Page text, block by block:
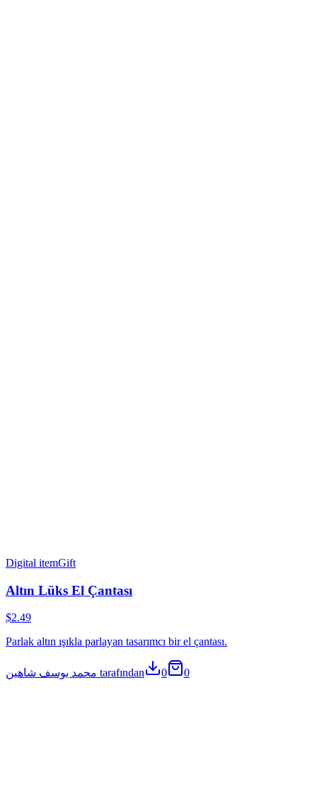
Digital itemGift
Altın Lüks El Çantası
$2.49
Parlak altın ışıkla parlayan tasarımcı bir el çantası.
محمد يوسف شاهين tarafından 0 0